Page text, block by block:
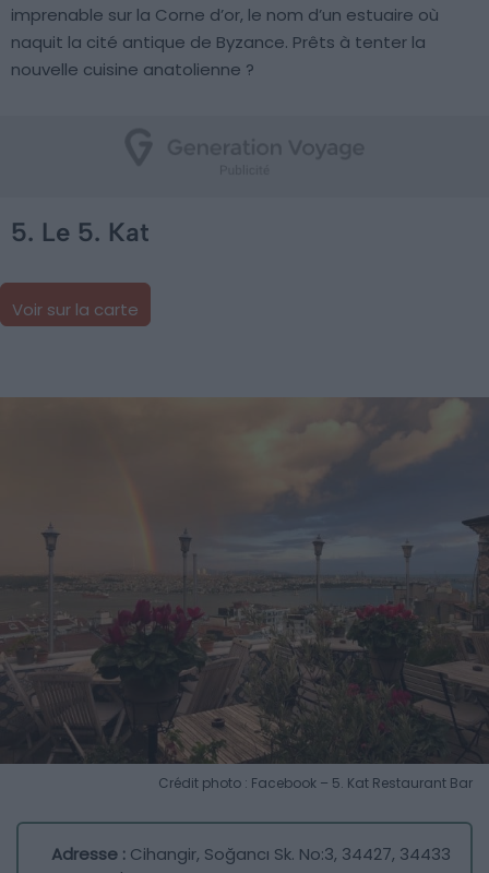
imprenable sur la Corne d’or, le nom d’un estuaire où
naquit la cité antique de Byzance. Prêts à tenter la
nouvelle cuisine anatolienne ?
5. Le 5. Kat
Voir sur la carte
Crédit photo : Facebook – 5. Kat Restaurant Bar
Adresse : Cihangir, Soğancı Sk. No:3, 34427, 34433